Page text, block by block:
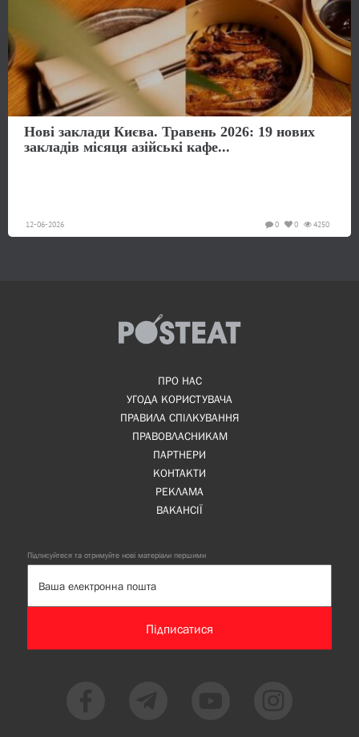
Нові заклади Києва. Травень 2026: 19 нових
закладів місяця азійські кафе...
12-06-2026 4250
0
0
ПРО НАС
УГОДА КОРИСТУВАЧА
ПРАВИЛА СПІЛКУВАННЯ
ПРАВОВЛАСНИКАМ
ПАРТНЕРИ
КОНТАКТИ
РЕКЛАМА
ВАКАНСІЇ
Підписуйтеся та отримуйте нові матеріали першими
Підписатися